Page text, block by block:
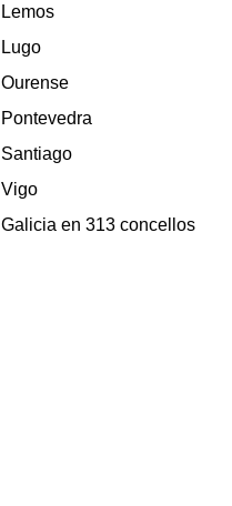
Lemos
Lugo
Ourense
Pontevedra
Santiago
Vigo
Galicia en 313 concellos